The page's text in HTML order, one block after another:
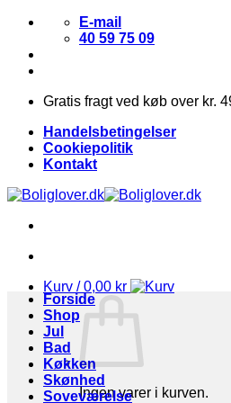
Fortsæt
indhold
E-mail
40 59 75 09
Gratis fragt ved køb over kr.
Handelsbetingelser
Cookiepolitik
Kontakt
Kurv /0,00 kr
Ingen varer i kurven.
Forside
Shop
Jul
Bad
Køkken
Skønhed
Soveværelse